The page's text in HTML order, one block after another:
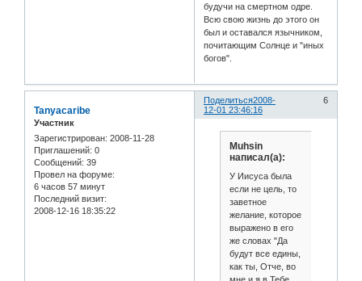
будучи на смертном одре.
Всю свою жизнь до этого он
был и оставался язычником,
почитающим Солнце и "иных
богов".
Поделиться 6
2008-
12-01 23:46:16
Tanyacaribe
Участник
Зарегистрирован: 2008-11-28
Приглашений: 0
Сообщений: 39
Провел на форуме:
6 часов 57 минут
Последний визит:
2008-12-16 18:35:22
Muhsin
написал(а):
У Иисуса была
если не цель, то
заветное
желание, которое
выражено в его
же словах "Да
будут все едины,
как ты, Отче, во